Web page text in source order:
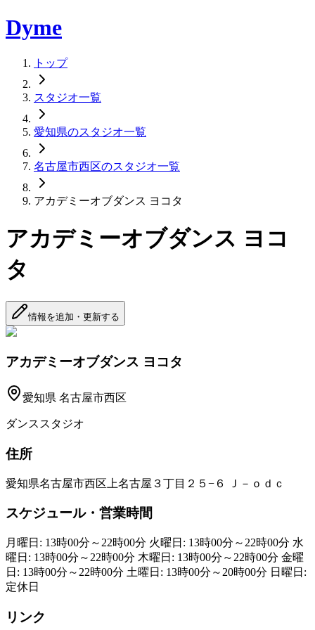
Dyme
トップ
スタジオ一覧
愛知県のスタジオ一覧
名古屋市西区のスタジオ一覧
アカデミーオブダンス ヨコタ
アカデミーオブダンス ヨコ
タ
情報を追加・更新する
アカデミーオブダンス ヨコタ
愛知県 名古屋市西区
ダンススタジオ
住所
愛知県名古屋市西区上名古屋３丁目２５−６ Ｊ－ｏｄｃ
スケジュール・営業時間
月曜日: 13時00分～22時00分 火曜日: 13時00分～22時00分 水
曜日: 13時00分～22時00分 木曜日: 13時00分～22時00分 金曜
日: 13時00分～22時00分 土曜日: 13時00分～20時00分 日曜日:
定休日
リンク